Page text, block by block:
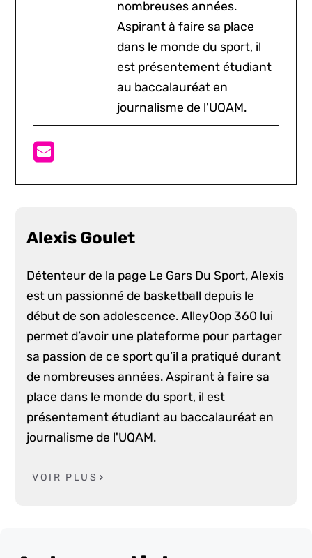
nombreuses années.
Aspirant à faire sa place
dans le monde du sport, il
est présentement étudiant
au baccalauréat en
journalisme de l'UQAM.
Alexis Goulet
Détenteur de la page Le Gars Du Sport, Alexis
est un passionné de basketball depuis le
début de son adolescence. AlleyOop 360 lui
permet d’avoir une plateforme pour partager
sa passion de ce sport qu’il a pratiqué durant
de nombreuses années. Aspirant à faire sa
place dans le monde du sport, il est
présentement étudiant au baccalauréat en
journalisme de l'UQAM.
VOIR PLUS